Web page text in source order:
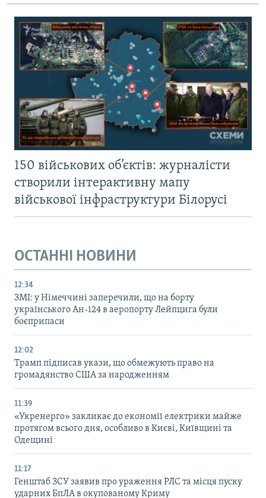
150 військових об’єктів: журналісти
створили інтерактивну мапу
військової інфраструктури Білорусі
ОСТАННІ НОВИНИ
12:34
ЗМІ: у Німеччині заперечили, що на борту
українського Ан-124 в аеропорту Лейпцига були
боєприпаси
12:02
Трамп підписав укази, що обмежують право на
громадянство США за народженням
11:39
«Укренерго» закликає до економії електрики майже
протягом всього дня, особливо в Києві, Київщині та
Одещині
11:17
Генштаб ЗСУ заявив про ураження РЛС та місця пуску
ударних БпЛА в окупованому Криму